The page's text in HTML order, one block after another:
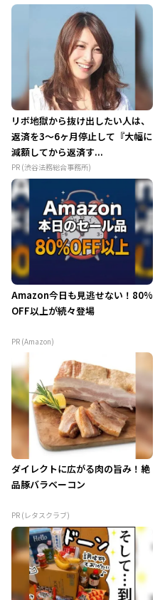
リボ地獄から抜け出したい人は、
返済を3～6ヶ月停止して『大幅に
減額してから返済す...
PR (渋谷法務総合事務所)
Amazon今日も見逃せない！80%
OFF以上が続々登場
PR (Amazon)
ダイレクトに広がる肉の旨み！絶
品豚バラベーコン
PR (レタスクラブ)